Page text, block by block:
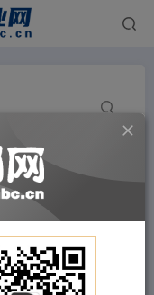
信 淘宝
音乐
百度网盘 烟火